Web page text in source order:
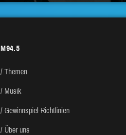
M94.5
Themen
Musik
Gewinnspiel-Richtlinien
Über uns